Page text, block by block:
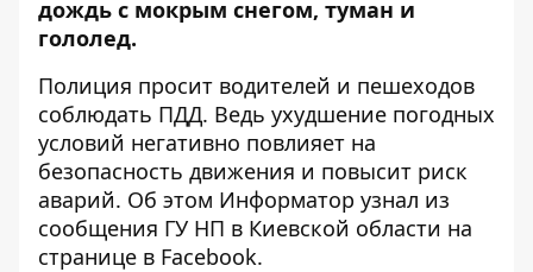
дождь с мокрым снегом, туман и
гололед.
Полиция просит водителей и пешеходов
соблюдать ПДД. Ведь ухудшение погодных
условий негативно повлияет на
безопасность движения и повысит риск
аварий. Об этом Информатор узнал из
сообщения ГУ НП в Киевской области на
странице в Facebook.